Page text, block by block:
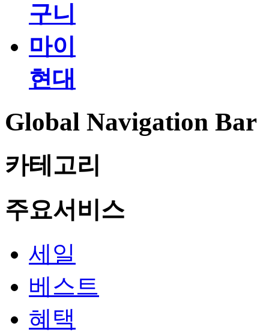
구니
마이
현대
Global Navigation Bar
카테고리
주요서비스
세일
베스트
혜택